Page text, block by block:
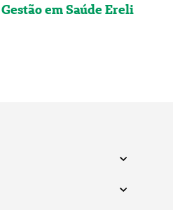
em Saúde Ereli